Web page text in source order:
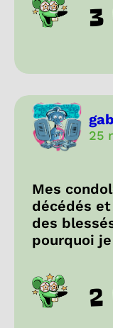
3
25
Mes
décédés
des
pourquoi
2